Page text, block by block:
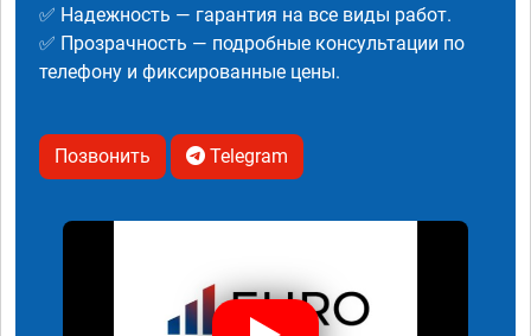
✅ Надежность — гарантия на все виды работ.
✅ Прозрачность — подробные консультации по
телефону и фиксированные цены.
Позвонить Telegram